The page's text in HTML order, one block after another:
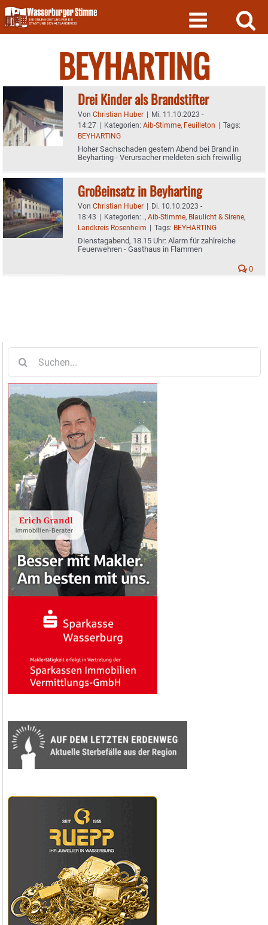
Skip
to
content
BEYHARTING
Drei Kinder als Brandstifter
Von Christian Huber | Mi. 11.10.2023 -
14:27 | Kategorien: Aib-Stimme, Feuilleton | Tags:
BEYHARTING
Hoher Sachschaden gestern Abend bei Brand in
Beyharting - Verursacher meldeten sich freiwillig
Großeinsatz in Beyharting
Von Christian Huber | Di. 10.10.2023 -
18:43 | Kategorien: ., Aib-Stimme, Blaulicht & Sirene,
Landkreis Rosenheim | Tags: BEYHARTING
Dienstagabend, 18.15 Uhr: Alarm für zahlreiche
Feuerwehren - Gasthaus in Flammen
0
nach: